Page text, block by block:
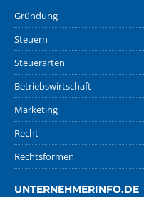
Gründung
Steuern
Steuerarten
Betriebswirtschaft
Marketing
Recht
Rechtsformen
UNTERNEHMERINFO.DE